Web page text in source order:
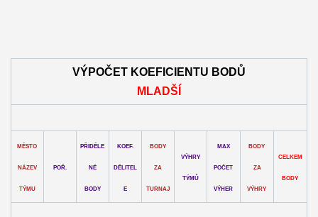
VÝPOČET KOEFICIENTU BODŮ
MLADŠÍ
MĚSTO
NÁZEV
TÝMU
POŘ.
PŘIDĚLE
NÉ
BODY
KOEF.
DĚLITEL
E
BODY
ZA
TURNAJ
VÝHRY
TÝMŮ
MAX
POČET
VÝHER
BODY
ZA
VÝHRY
CELKEM
BODY